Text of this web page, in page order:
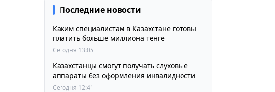
Последние новости
Каким специалистам в Казахстане готовы
платить больше миллиона тенге
Сегодня 13:05
Казахстанцы смогут получать слуховые
аппараты без оформления инвалидности
Сегодня 12:41